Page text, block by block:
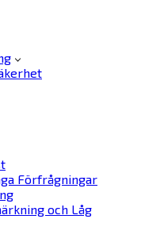
Förfrågningar
och Låg